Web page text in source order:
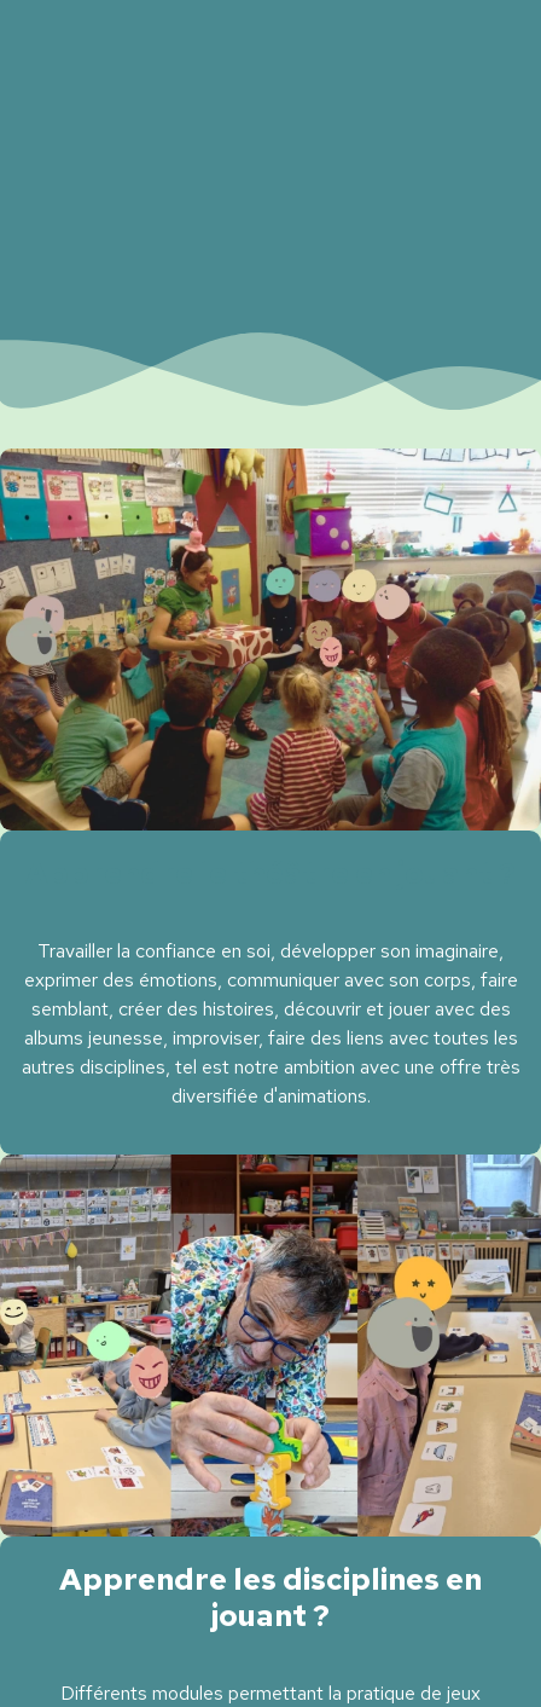
Travailler la confiance en soi, développer son imaginaire,
exprimer des émotions, communiquer avec son corps, faire
semblant, ​créer des histoires, découvrir et jouer avec des
albums jeunesse, improviser, faire des liens avec toutes les
autres disciplines, tel est notre ambition avec une offre très
diversifiée d'animations.
Apprendre les disciplines en
jouant ?
Différents modules permettant la pratique de jeux